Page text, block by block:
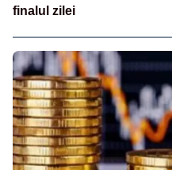
finalul zilei